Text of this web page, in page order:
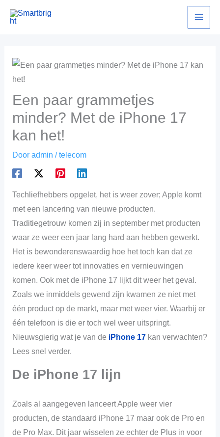
naar
Een paar grammetjes
minder? Met de iPhone 17
kan het!
Door admin /telecom
Techliefhebbers opgelet, het is weer zover; Apple komt
met een lancering van nieuwe producten.
Traditiegetrouw komen zij in september met producten
waar ze weer een jaar lang hard aan hebben gewerkt.
Het is bewonderenswaardig hoe het toch kan dat ze
iedere keer weer tot innovaties en vernieuwingen
komen. Ook met de iPhone 17 lijkt dit weer het geval.
Zoals we inmiddels gewend zijn kwamen ze niet met
één product op de markt, maar met weer vier. Waarbij er
één telefoon is die er toch wel weer uitspringt.
Nieuwsgierig wat je van de iPhone 17kan verwachten?
Lees snel verder.
De iPhone 17 lijn
Zoals al aangegeven lanceert Apple weer vier
producten, de standaard iPhone 17 maar ook de Pro en
de Pro Max. Dit jaar wisselen ze echter de Plus in voor